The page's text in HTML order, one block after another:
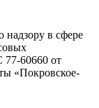
надзору в сфере
60660 от
«Покровское-